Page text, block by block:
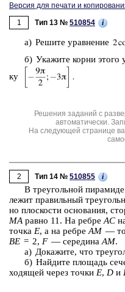
Версия для печати и
1
Тип 13 № 510854 i
а) Ре­ши­те урав­не­ние
б) Ука­жи­те корни этого
ку
Решения заданий с
автоматически.
На следующей странице
2 Тип 14 № 510855 i
В тре­уголь­ной пи­ра­ми­де
лежит пра­виль­ный
но плос­ко­сти ос­но­ва­ния,
MA равно 11. На ребре AC
точка E, а на ребре AM —
BE = 2, F— се­ре­ди­на AM.
а) До­ка­жи­те, что
б) Най­ди­те пло­щадь
хо­дя­щей через точки E, D и